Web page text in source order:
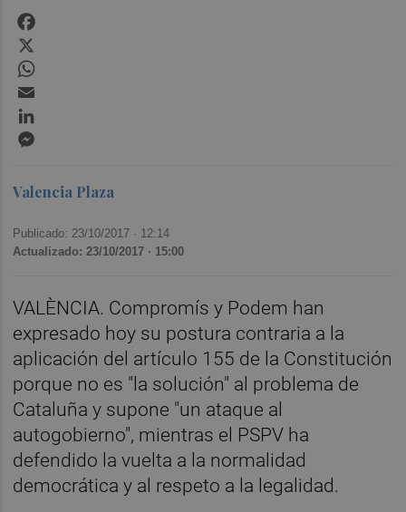
Valencia Plaza
Publicado: 23/10/2017 · 12:14
Actualizado: 23/10/2017 · 15:00
VALÈNCIA. Compromís y Podem han
expresado hoy su postura contraria a la
aplicación del artículo 155 de la Constitución
porque no es "la solución" al problema de
Cataluña y supone "un ataque al
autogobierno", mientras el PSPV ha
defendido la vuelta a la normalidad
democrática y al respeto a la legalidad.